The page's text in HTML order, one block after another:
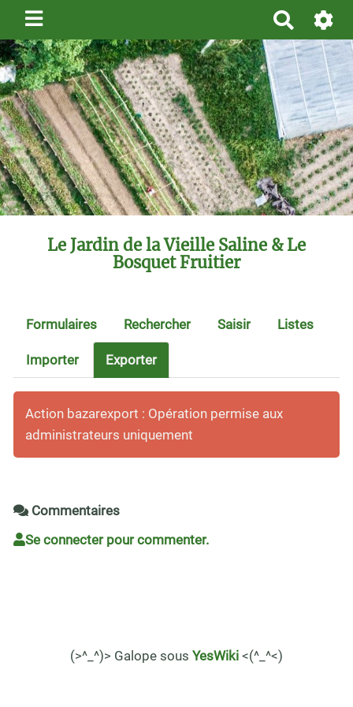
e
c
h
e
r
c
h
e
r
Le Jardin de la Vieille Saline & Le
Bosquet Fruitier
Formulaires Rechercher Saisir Listes
Importer Exporter
Action bazarexport : Opération permise aux
administrateurs uniquement
Commentaires
Se connecter pour commenter.
(>^_^)> Galope sous YesWiki <(^_^<)